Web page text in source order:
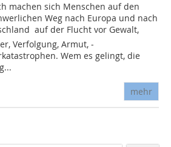
machen sich Menschen auf den
Weg nach Europa und nach
 auf der Flucht vor Gewalt,
Verfolgung, Armut,
Wem es ­gelingt, die
mehr